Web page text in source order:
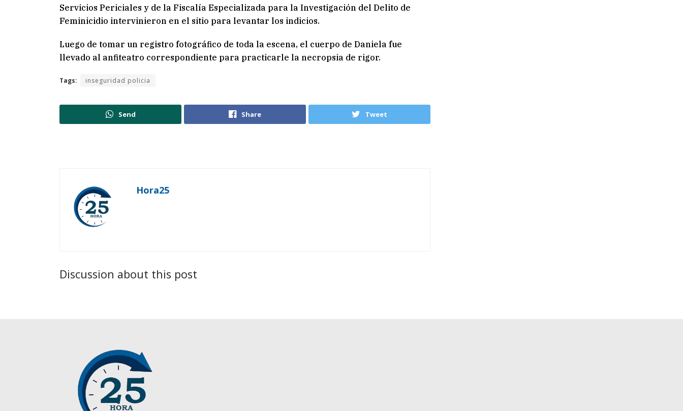
Servicios Periciales y de la Fiscalía Especializada para la Investigación del Delito de
Feminicidio intervinieron en el sitio para levantar los indicios.
Luego de tomar un registro fotográfico de toda la escena, el cuerpo de Daniela fue
llevado al anfiteatro correspondiente para practicarle la necropsia de rigor.
Tags: inseguridad policia
Send Share Tweet
Hora25
Discussion about this post